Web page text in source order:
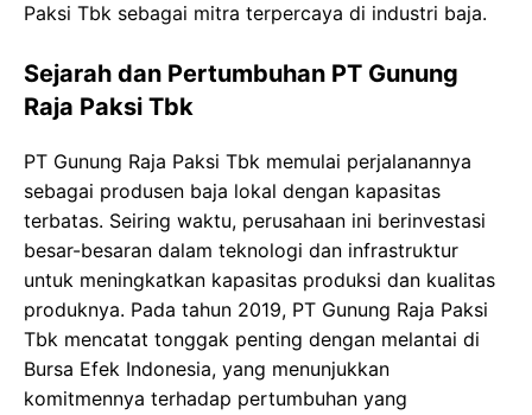
Paksi Tbk sebagai mitra terpercaya di industri baja.
Sejarah dan Pertumbuhan PT Gunung
Raja Paksi Tbk
PT Gunung Raja Paksi Tbk memulai perjalanannya
sebagai produsen baja lokal dengan kapasitas
terbatas. Seiring waktu, perusahaan ini berinvestasi
besar-besaran dalam teknologi dan infrastruktur
untuk meningkatkan kapasitas produksi dan kualitas
produknya. Pada tahun 2019, PT Gunung Raja Paksi
Tbk mencatat tonggak penting dengan melantai di
Bursa Efek Indonesia, yang menunjukkan
komitmennya terhadap pertumbuhan yang